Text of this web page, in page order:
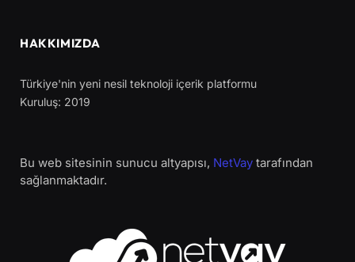
HAKKIMIZDA
Türkiye'nin yeni nesil teknoloji içerik platformu
Kuruluş: 2019
Bu web sitesinin sunucu altyapısı, NetVay tarafından
sağlanmaktadır.